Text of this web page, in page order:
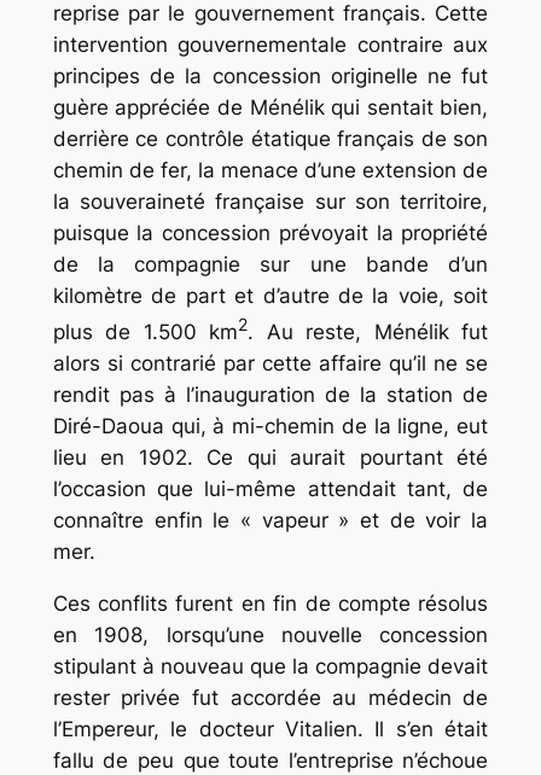
reprise par le gouvernement français. Cette
intervention gouvernementale contraire aux
principes de la concession originelle ne fut
guère appréciée de Ménélik qui sentait bien,
derrière ce contrôle étatique français de son
chemin de fer, la menace d’une extension de
la souveraineté française sur son territoire,
puisque la concession prévoyait la propriété
de la compagnie sur une bande d’un
kilomètre de part et d’autre de la voie, soit
plus de 1.500 km2. Au reste, Ménélik fut
alors si contrarié par cette affaire qu’il ne se
rendit pas à l’inauguration de la station de
Diré-Daoua qui, à mi-chemin de la ligne, eut
lieu en 1902. Ce qui aurait pourtant été
l’occasion que lui-même attendait tant, de
connaître enfin le « vapeur » et de voir la
mer.
Ces conflits furent en fin de compte résolus
en 1908, lorsqu’une nouvelle concession
stipulant à nouveau que la compagnie devait
rester privée fut accordée au médecin de
l’Empereur, le docteur Vitalien. Il s’en était
fallu de peu que toute l’entreprise n’échoue